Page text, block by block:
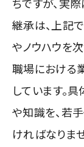
ちですが、実
継承は、上記
やノウハウを
職場における
しています。
や知識を、若
ければなりま